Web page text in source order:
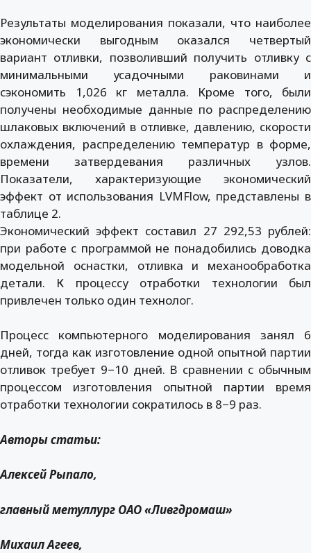
Результаты моделирования показали, что наиболее
экономически выгодным оказался четвертый
вариант отливки, позволивший получить отливку с
минимальными усадочными раковинами и
сэкономить 1,026 кг металла. Кроме того, были
получены необходимые данные по распределению
шлаковых включений в отливке, давлению, скорости
охлаждения, распределению температур в форме,
времени затвердевания различных узлов.
Показатели, характеризующие экономический
эффект от использования LVMFlow, представлены в
таблице 2.
Экономический эффект составил 27 292,53 рублей:
при работе с программой не понадобились доводка
модельной оснастки, отливка и механообработка
детали. К процессу отработки технологии был
привлечен только один технолог.
Процесс компьютерного моделирования занял 6
дней, тогда как изготовление одной опытной партии
отливок требует 9−10 дней. В сравнении с обычным
процессом изготовления опытной партии время
отработки технологии сократилось в 8−9 раз.
Авторы статьи:
Алексей Рыпало,
главный метуллург ОАО «Ливгдромаш»
Михаил Агеев,